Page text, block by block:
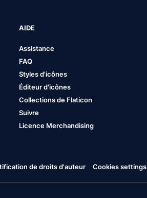
AIDE
Assistance
FAQ
Styles d'icônes
Éditeur d'icônes
Collections de Flaticon
Suivre
Licence Merchandising
de droits d'auteur Cookies settings